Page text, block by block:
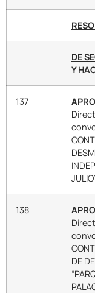
DE
Y
137
138
DE